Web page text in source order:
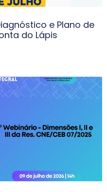
e Plano de
do Lápis